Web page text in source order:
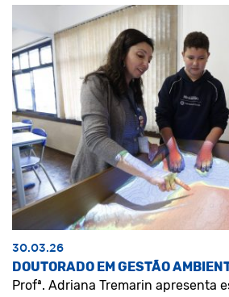
30.03.26
DOUTORADO EM GESTÃO
Profª. Adriana Tremarin apresenta